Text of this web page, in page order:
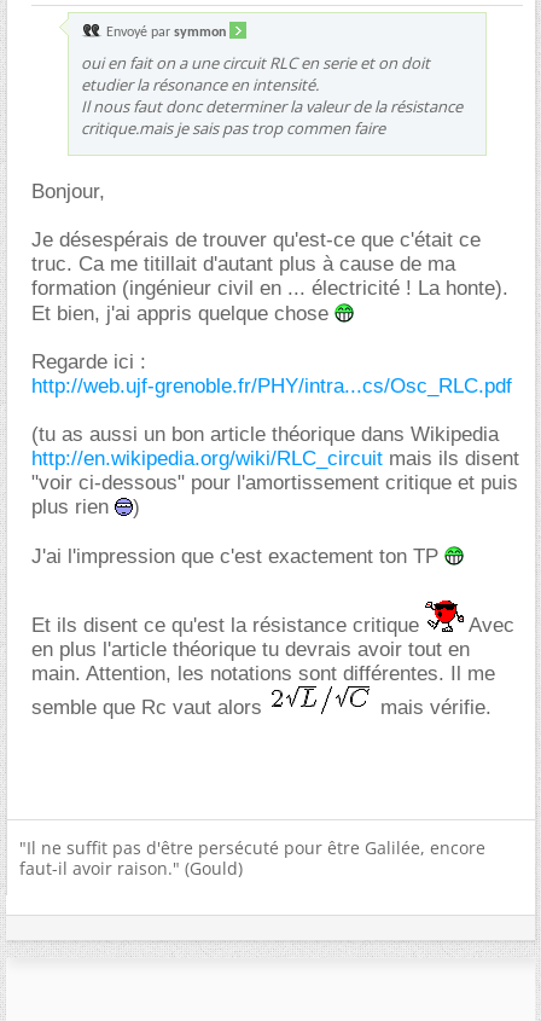
Envoyé par symmon
oui en fait on a une circuit RLC en serie et on doit
etudier la résonance en intensité.
Il nous faut donc determiner la valeur de la résistance
critique.mais je sais pas trop commen faire
Bonjour,
Je désespérais de trouver qu'est-ce que c'était ce
truc. Ca me titillait d'autant plus à cause de ma
formation (ingénieur civil en ... électricité ! La honte).
Et bien, j'ai appris quelque chose
Regarde ici :
http://web.ujf-grenoble.fr/PHY/intra...cs/Osc_RLC.pdf
(tu as aussi un bon article théorique dans Wikipedia
http://en.wikipedia.org/wiki/RLC_circuit mais ils disent
"voir ci-dessous" pour l'amortissement critique et puis
plus rien
)
J'ai l'impression que c'est exactement ton TP
Et ils disent ce qu'est la résistance critique
Avec
en plus l'article théorique tu devrais avoir tout en
main. Attention, les notations sont différentes. Il me
semble que Rc vaut alors
mais vérifie.
"Il ne suffit pas d'être persécuté pour être Galilée, encore
faut-il avoir raison." (Gould)